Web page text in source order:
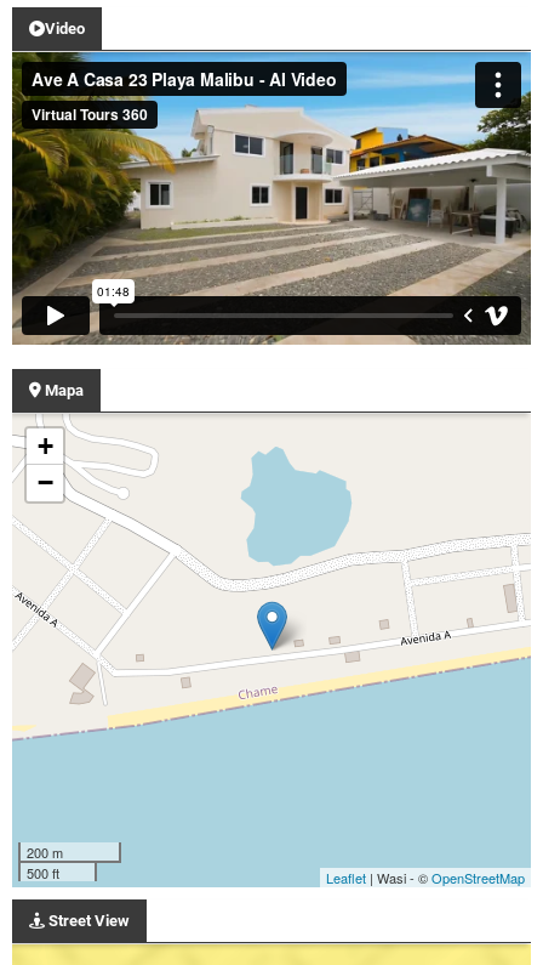
Video
Mapa
+
−
200 m
500 ft
Leaflet | Wasi - ©OpenStreetMap
Street View